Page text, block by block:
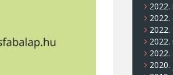
2022.